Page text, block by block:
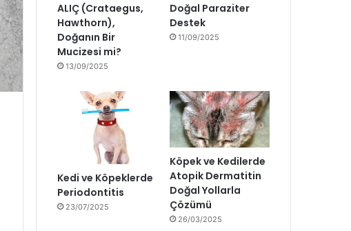
ALIÇ (Crataegus,
Hawthorn),
Doğanın Bir
Mucizesi mi?
13/09/2025
Doğal Paraziter
Destek
11/09/2025
Kedi ve Köpeklerde
Periodontitis
23/07/2025
Köpek ve Kedilerde
Atopik Dermatitin
Doğal Yollarla
Çözümü
26/03/2025